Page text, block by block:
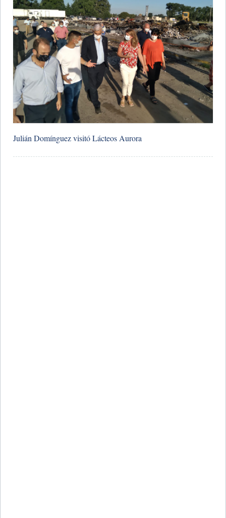
​Julián Domínguez visitó Lácteos Aurora